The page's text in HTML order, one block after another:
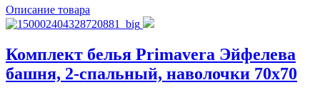
Описание товара
Комплект белья Primavera Эйфелева
башня, 2-спальный, наволочки 70x70